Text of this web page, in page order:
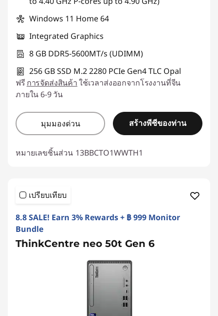
Windows 11 Home 64
Integrated Graphics
8 GB DDR5-5600MT/s (UDIMM)
256 GB SSD M.2 2280 PCIe Gen4 TLC Opal
ฟรี การจัดส่งสินค้าใช้เวลาส่งออกจากโรงงานที่จีน
ภายใน 6-9 วัน
มุมมองด่วน สร้างพีซีของท่าน
หมายเลขชิ้นส่วน 13BBCTO1WWTH1
เปรียบเทียบ
8.8 SALE! Earn 3% Rewards + ฿ 999 Monitor
Bundle
ThinkCentre neo 50t Gen 6